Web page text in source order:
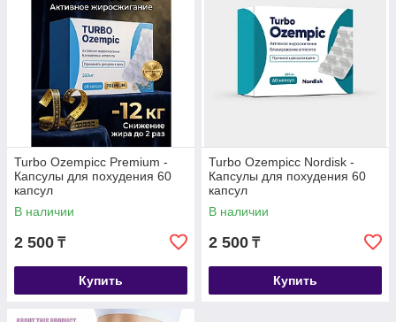
Turbo Ozempicс Premium -
Капсулы для похудения 60
капсул
В наличии
2 500 ₸
Купить
Turbo Ozempicc Nordisk -
Капсулы для похудения 60
капсул
В наличии
2 500 ₸
Купить